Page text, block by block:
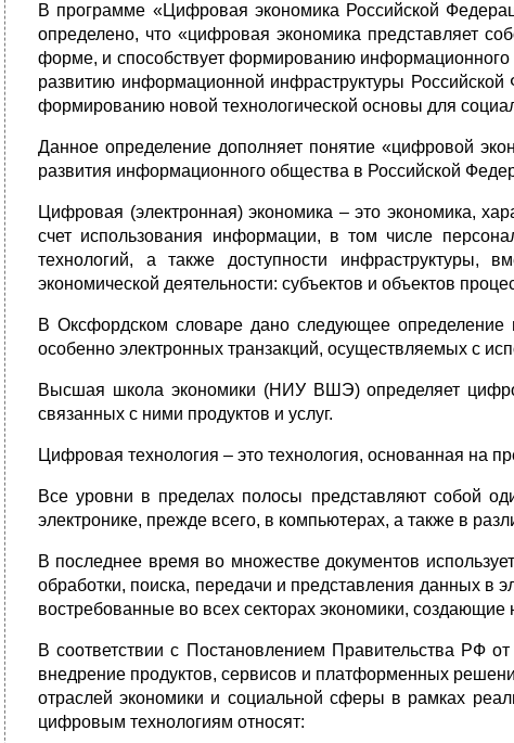
В программе «Цифровая экономика Российской
определено, что «цифровая экономика представляет
форме, и способствует формированию информационного
развитию информационной инфраструктуры
формированию новой технологической основы для
Данное определение дополняет понятие «цифровой
развития информационного общества в Российской
Цифровая (электронная) экономика – это экономика,
счет использования информации, в том числе
технологий, а также доступности инфраструктуры,
экономической деятельности: субъектов и объектов
В Оксфордском словаре дано следующее определение
особенно электронных транзакций, осуществляемых с
Высшая школа экономики (НИУ ВШЭ) определяет
связанных с ними продуктов и услуг.
Цифровая технология – это технология, основанная на
Все уровни в пределах полосы представляют собой
электронике, прежде всего, в компьютерах, а также в
В последнее время во множестве документов
обработки, поиска, передачи и представления данных в
востребованные во всех секторах экономики,
В соответствии с Постановлением Правительства РФ
внедрение продуктов, сервисов и платформенных
отраслей экономики и социальной сферы в рамках
цифровым технологиям относят: